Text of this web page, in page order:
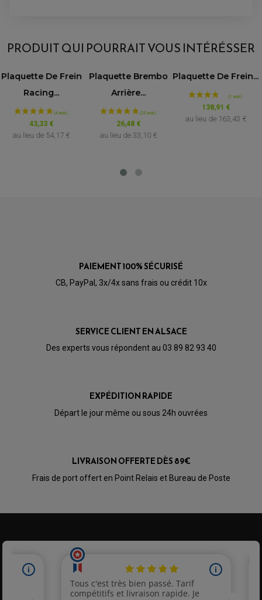
12,90 €
VOIR L'ATTESTATION 5.0/5
Basé sur 2 avis
Lahouari B.
PRODUIT QUI POURRAIT VOUS INTÉRÉSSER
Sticker Street Moto
Pièce...
0,20 €
Plaquette De Frein
Racing...
43,33 €
au lieu de54,17 €
Plaquette Brembo
Arrière...
26,48 €
PAIEMENT 100% SÉCURISÉ
CB, PayPal, 3x/4x sans frais ou crédit 10x
SERVICE CLIENT EN ALSACE
Des experts vous répondent au 03 89 82 93 40
EXPÉDITION RAPIDE
Départ le jour même ou sous 24h ouvrées
LIVRAISON OFFERTE DÈS 89€
Frais de port offert en Point Relais et Bureau de Poste